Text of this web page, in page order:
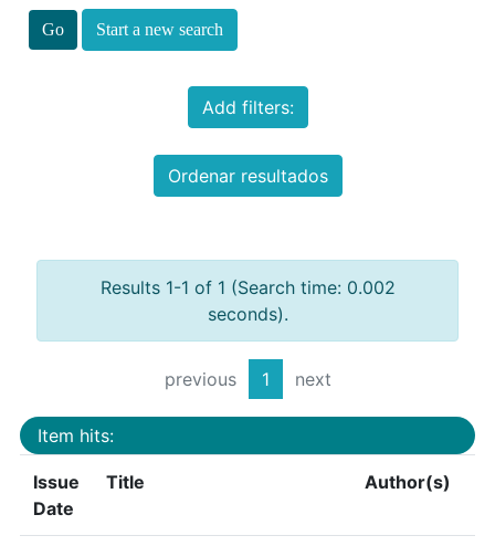
Start a new search
Add filters:
Ordenar resultados
Results 1-1 of 1 (Search time: 0.002
seconds).
previous 1 next
Item hits:
Issue
Date
Title Author(s)